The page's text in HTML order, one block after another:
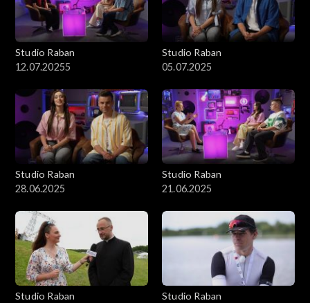
Studio Raban
12.07.20255
Studio Raban
05.07.2025
Studio Raban
28.06.2025
Studio Raban
21.06.2025
Studio Raban
Studio Raban